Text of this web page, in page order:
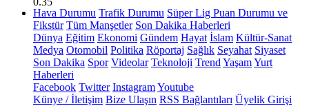
Hava Durumu Trafik Durumu Süper Lig Puan Durumu ve
Fikstür Tüm Manşetler Son Dakika Haberleri
Dünya Eğitim Ekonomi Gündem Hayat İslam Kültür-Sanat
Medya Otomobil Politika Röportaj Sağlık Seyahat Siyaset
Son Dakika Spor Videolar Teknoloji Trend YaşamYurt
Haberleri
Facebook Twitter InstagramYoutube
Künye / İletişim Bize Ulaşın RSS Bağlantıları Üyelik Girişi